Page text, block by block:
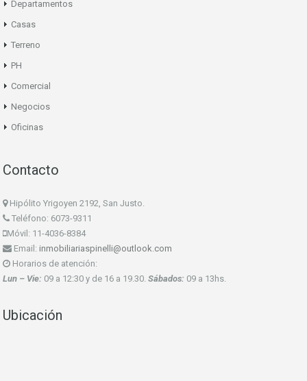
Departamentos
Casas
Terreno
PH
Comercial
Negocios
Oficinas
Contacto
Hipólito Yrigoyen 2192, San Justo.
Teléfono: 6073-9311
Móvil: 11-4036-8384
Email: inmobiliariaspinelli@outlook.com
Horarios de atención:
Lun – Vie: 09 a 12:30 y de 16 a 19.30. Sábados: 09 a 13hs.
Ubicación